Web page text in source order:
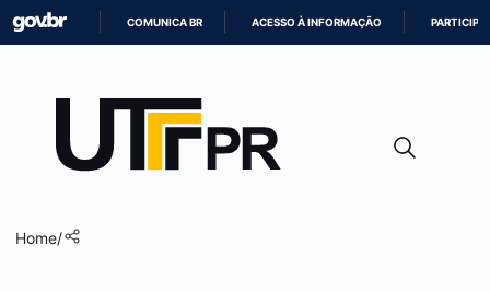
CONTEÚDO
COMUNICA BR ACESSO À INFORMAÇÃO PARTICIPE
Home/